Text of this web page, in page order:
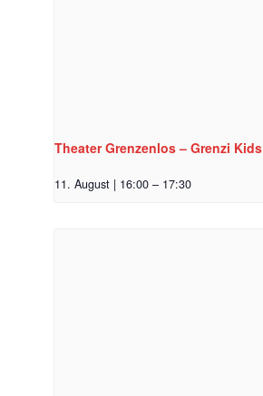
Theater Grenzenlos – Grenzi Kids
11. August | 16:00 – 17:30